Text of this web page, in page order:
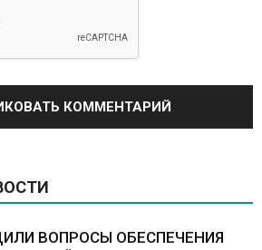
ВОПРОСЫ ОБЕСПЕЧЕНИЯ